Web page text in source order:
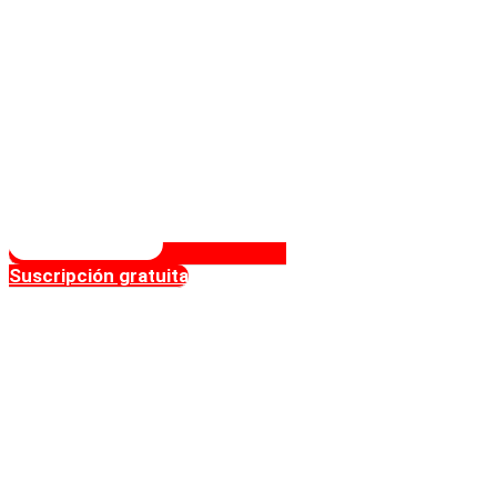
Suscripción gratuita